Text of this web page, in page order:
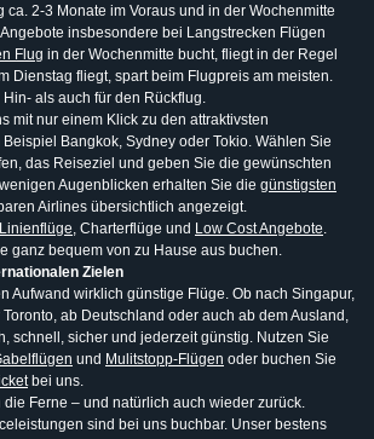
ca. 2-3 Monate im Voraus und in der Wochenmitte
insbesondere bei Langstrecken Flügen
Flug in der Wochenmitte bucht, fliegt in der Regel
Dienstag fliegt, spart beim Flugpreis am meisten.
als auch für den Rückflug.
mit nur einem Klick zu den attraktivsten
Bangkok, Sydney oder Tokio. Wählen Sie
das Reiseziel und geben Sie die gewünschten
Augenblicken erhalten Sie die günstigsten
Airlines übersichtlich angezeigt.
Linienflüge, Charterflüge und Low Cost Angebote.
ganz bequem von zu Hause aus buchen.
Zielen
Aufwand wirklich günstige Flüge. Ob nach Singapur,
ab Deutschland oder auch ab dem Ausland,
schnell, sicher und jederzeit günstig. Nutzen Sie
und Mulitstopp-Flügen oder buchen Sie
bei uns.
Ferne – und natürlich auch wieder zurück.
sind bei uns buchbar. Unser bestens